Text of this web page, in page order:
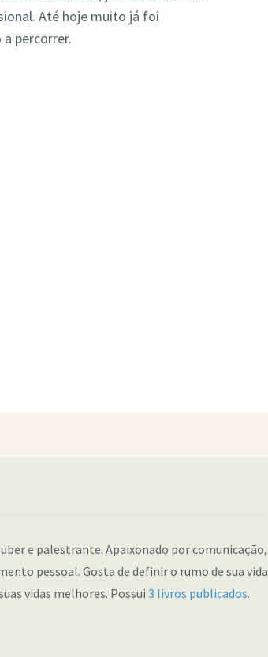
Até hoje muito já foi
percorrer.
e palestrante. Apaixonado por comunicação,
pessoal. Gosta de definir o rumo de sua vida
vidas melhores. Possui3 livros publicados.